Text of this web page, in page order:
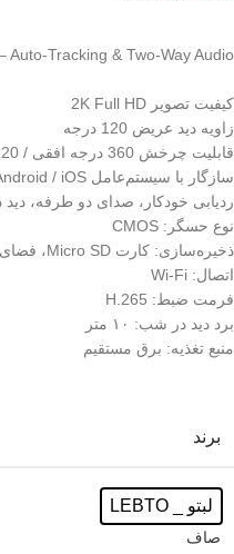
Auto-Tracking & Two-Way Audio
کیفیت تصویر 2K Full HD
زاویه دید عریض 120 درجه
قابلیت چرخش 360 درجه افقی / 120 درجه عمودی
سازگار با سیستم‌عامل Android / iOS
ردیابی خودکار، صدای دو طرفه،
نوع حسگر: CMOS
ذخیره‌سازی: کارت Micro SD، فضای ابری
اتصال: Wi-Fi
فرمت ضبط: H.265
برد دید در شب: ۱۰ متر
منبع تغذیه: برق مستقیم
برند
لبتو _ LEBTO
صاف